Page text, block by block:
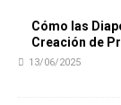
Cómo las
Creación de
13/06/2025